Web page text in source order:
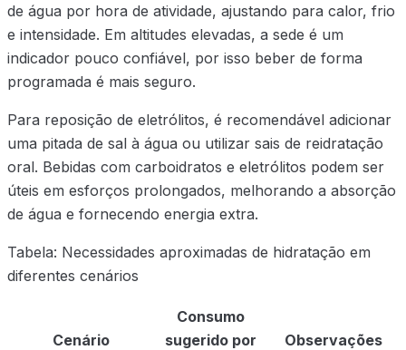
de água por hora de atividade, ajustando para calor, frio
e intensidade. Em altitudes elevadas, a sede é um
indicador pouco confiável, por isso beber de forma
programada é mais seguro.
Para reposição de eletrólitos, é recomendável adicionar
uma pitada de sal à água ou utilizar sais de reidratação
oral. Bebidas com carboidratos e eletrólitos podem ser
úteis em esforços prolongados, melhorando a absorção
de água e fornecendo energia extra.
Tabela: Necessidades aproximadas de hidratação em
diferentes cenários
Cenário
Consumo
sugerido por
Observações